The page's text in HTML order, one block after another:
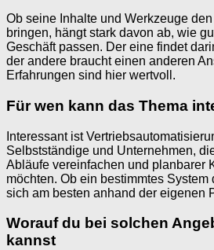
Ob seine Inhalte und Werkzeuge
bringen, hängt stark davon ab, wie
Geschäft passen. Der eine findet
der andere braucht einen anderen
Erfahrungen sind hier wertvoll.
Für wen kann das Thema
Interessant ist
Selbstständige und Unternehmen,
Abläufe vereinfachen und planbarer
möchten. Ob ein bestimmtes
sich am besten anhand der eigenen
Worauf du bei solchen
kannst